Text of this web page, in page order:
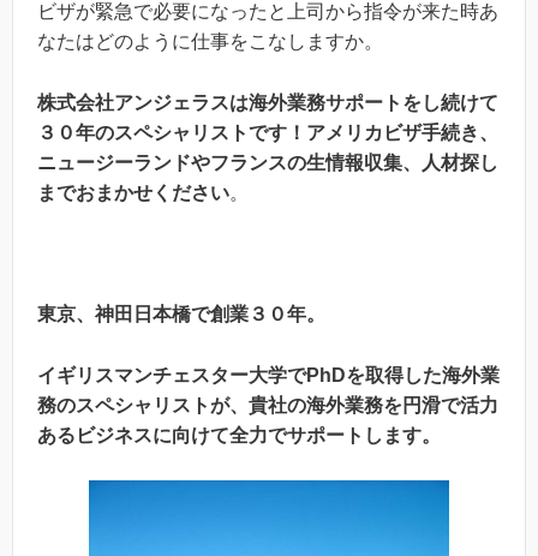
ビザが緊急で必要になったと上司から指令が来た時あ
なたはどのように仕事をこなしますか。
株式会社アンジェラスは海外業務サポートをし続けて
３０年のスペシャリストです！アメリカビザ手続き、
ニュージーランドやフランスの生情報収集、人材探し
までおまかせください。
東京、神田日本橋で創業３０年。
イギリスマンチェスター大学でPhDを取得した海外業
務のスペシャリストが、貴社の海外業務を円滑で活力
あるビジネスに向けて全力でサポートします。